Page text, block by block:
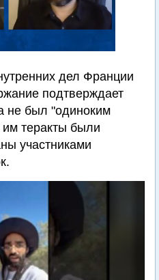
дел Франции
подтверждает
не был "одиноким
теракты были
участниками